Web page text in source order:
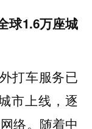
球1.6万座城
打车服务已
市上线，逐
络。随着中